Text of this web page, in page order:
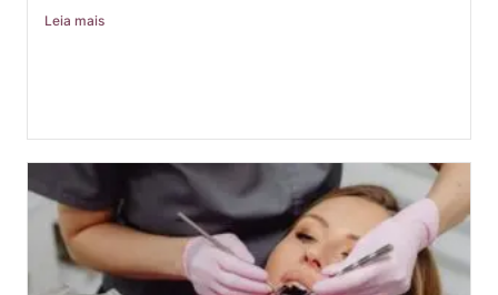
Leia mais